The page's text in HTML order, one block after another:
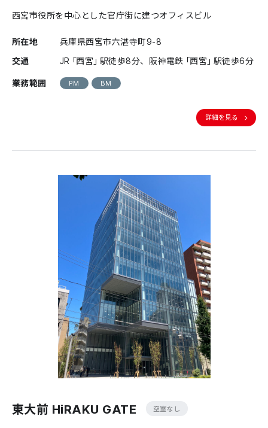
西宮市役所を中心とした官庁街に建つオフィスビル
所在地
兵庫県西宮市六湛寺町9-8
交通
JR「西宮」駅徒歩8分、阪神電鉄「西宮」駅徒歩6分
業務範囲
PM BM
詳細を見る
東大前 HiRAKU GATE 空室なし